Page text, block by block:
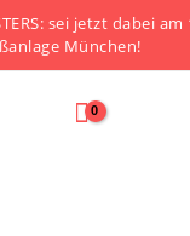
sei jetzt dabei am
München!